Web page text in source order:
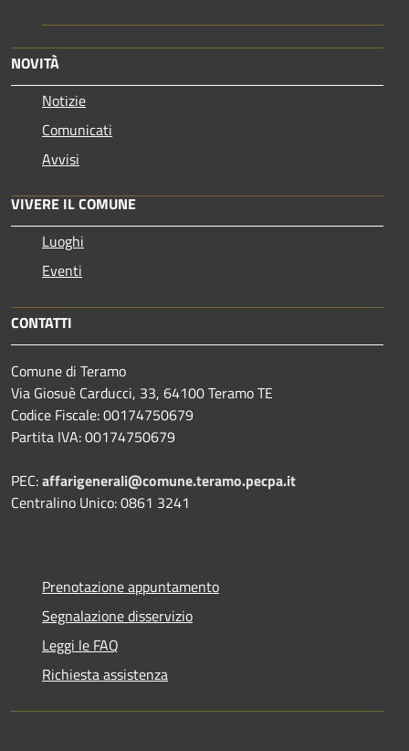
NOVITÀ
Notizie
Comunicati
Avvisi
VIVERE IL COMUNE
Luoghi
Eventi
CONTATTI
Comune di Teramo
Via Giosuè Carducci, 33, 64100 Teramo TE
Codice Fiscale: 00174750679
Partita IVA: 00174750679
PEC:affarigenerali@comune.teramo.pecpa.it
Centralino Unico: 0861 3241
Prenotazione appuntamento
Segnalazione disservizio
Leggi le FAQ
Richiesta assistenza